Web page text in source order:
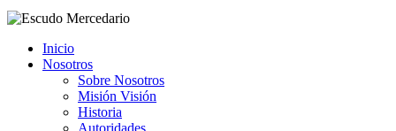
Inicio
Nosotros
Sobre Nosotros
Misión Visión
Historia
Autoridades